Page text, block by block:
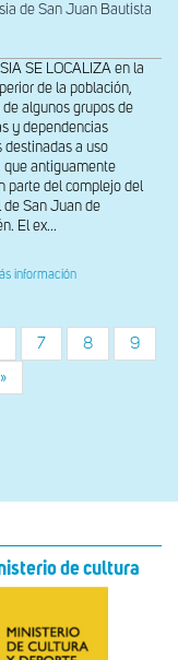
de San Juan Bautista
SE LOCALIZA en la
de la población,
de algunos grupos de
y dependencias
destinadas a uso
que antiguamente
parte del complejo del
de San Juan de
El ex...
información
jambas
Página
7 Página
8 Página
9
de cultura